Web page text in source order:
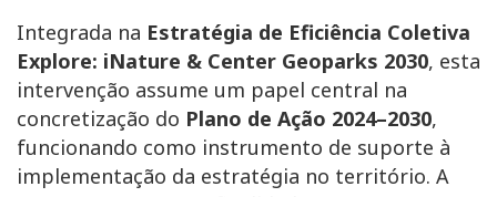
Integrada na Estratégia de Eficiência Coletiva
Explore: iNature & Center Geoparks 2030, esta
intervenção assume um papel central na
concretização do Plano de Ação 2024–2030,
funcionando como instrumento de suporte à
implementação da estratégia no território. A